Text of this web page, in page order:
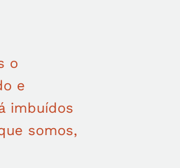
o
e
imbuídos
somos,